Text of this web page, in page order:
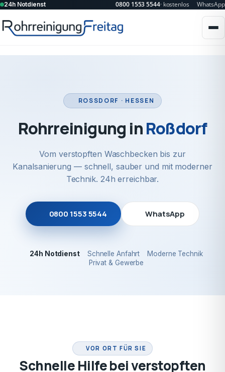
24h Notdienst 0800 1553 5544· kostenlos WhatsApp
ROSSDORF · HESSEN
Rohrreinigung inRoßdorf
Vom verstopften Waschbecken bis zur
Kanalsanierung — schnell, sauber und mit moderner
Technik. 24h erreichbar.
0800 1553 5544 WhatsApp
24h Notdienst Schnelle Anfahrt
Moderne Technik
Privat & Gewerbe
VOR ORT FÜR SIE
Schnelle Hilfe bei verstopften